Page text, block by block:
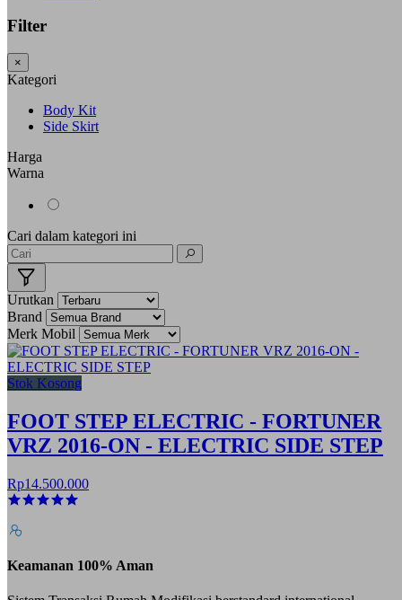
Filter
×
Kategori
Body Kit
Side Skirt
Harga
Warna
Cari dalam kategori ini
Urutkan
Brand
Merk Mobil
Stok Kosong
FOOT STEP ELECTRIC - FORTUNER
VRZ 2016-ON - ELECTRIC SIDE STEP
Rp14.500.000
Keamanan 100% Aman